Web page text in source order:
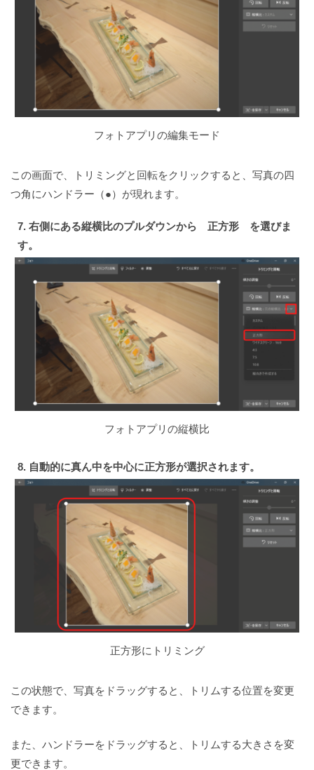
フォトアプリの編集モード
この画面で、トリミングと回転をクリックすると、写真の四
つ角にハンドラー（●）が現れます。
7. 右側にある縦横比のプルダウンから 正方形 を選びま
す。
フォトアプリの縦横比
8. 自動的に真ん中を中心に正方形が選択されます。
正方形にトリミング
この状態で、写真をドラッグすると、トリムする位置を変更
できます。
また、ハンドラーをドラッグすると、トリムする大きさを変
更できます。